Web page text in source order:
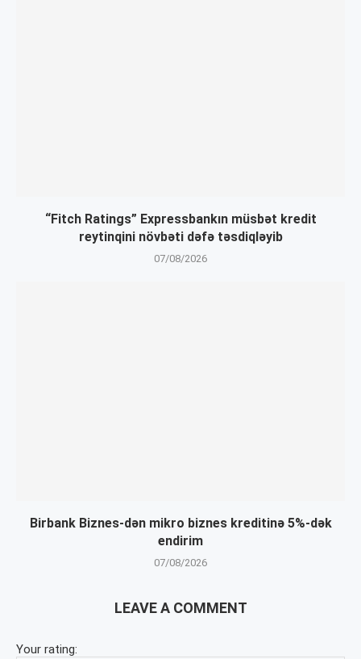
“Fitch Ratings” Expressbankın müsbət kredit
reytinqini növbəti dəfə təsdiqləyib
07/08/2026
Birbank Biznes-dən mikro biznes kreditinə 5%-dək
endirim
07/08/2026
LEAVE A COMMENT
Your rating: